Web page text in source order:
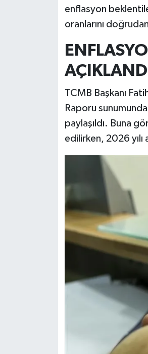
enflasyon
oranlarını
AÇIKLANDI
TCMB Başkanı
Raporu
paylaşıldı. Buna
edilirken, 2026 yılı